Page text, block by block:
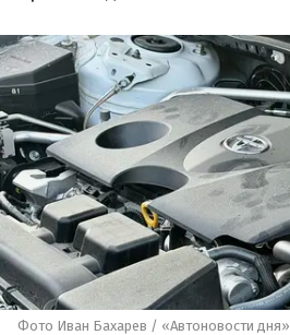
Фото Иван Бахарев / «Автоновости дня»